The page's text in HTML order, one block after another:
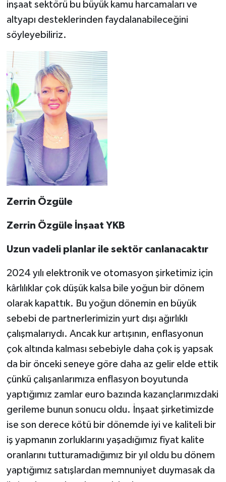
inşaat sektörü bu büyük kamu harcamaları ve
altyapı desteklerinden faydalanabileceğini
söyleyebiliriz.
Zerrin Özgüle
Zerrin Özgüle İnşaat YKB
Uzun vadeli planlar ile sektör canlanacaktır
2024 yılı elektronik ve otomasyon şirketimiz için
kârlılıklar çok düşük kalsa bile yoğun bir dönem
olarak kapattık. Bu yoğun dönemin en büyük
sebebi de partnerlerimizin yurt dışı ağırlıklı
çalışmalarıydı. Ancak kur artışının, enflasyonun
çok altında kalması sebebiyle daha çok iş yapsak
da bir önceki seneye göre daha az gelir elde ettik
çünkü çalışanlarımıza enflasyon boyutunda
yaptığımız zamlar euro bazında kazançlarımızdaki
gerileme bunun sonucu oldu. İnşaat şirketimizde
ise son derece kötü bir dönemde iyi ve kaliteli bir
iş yapmanın zorluklarını yaşadığımız fiyat kalite
oranlarını tutturamadığımız bir yıl oldu bu dönem
yaptığımız satışlardan memnuniyet duymasak da